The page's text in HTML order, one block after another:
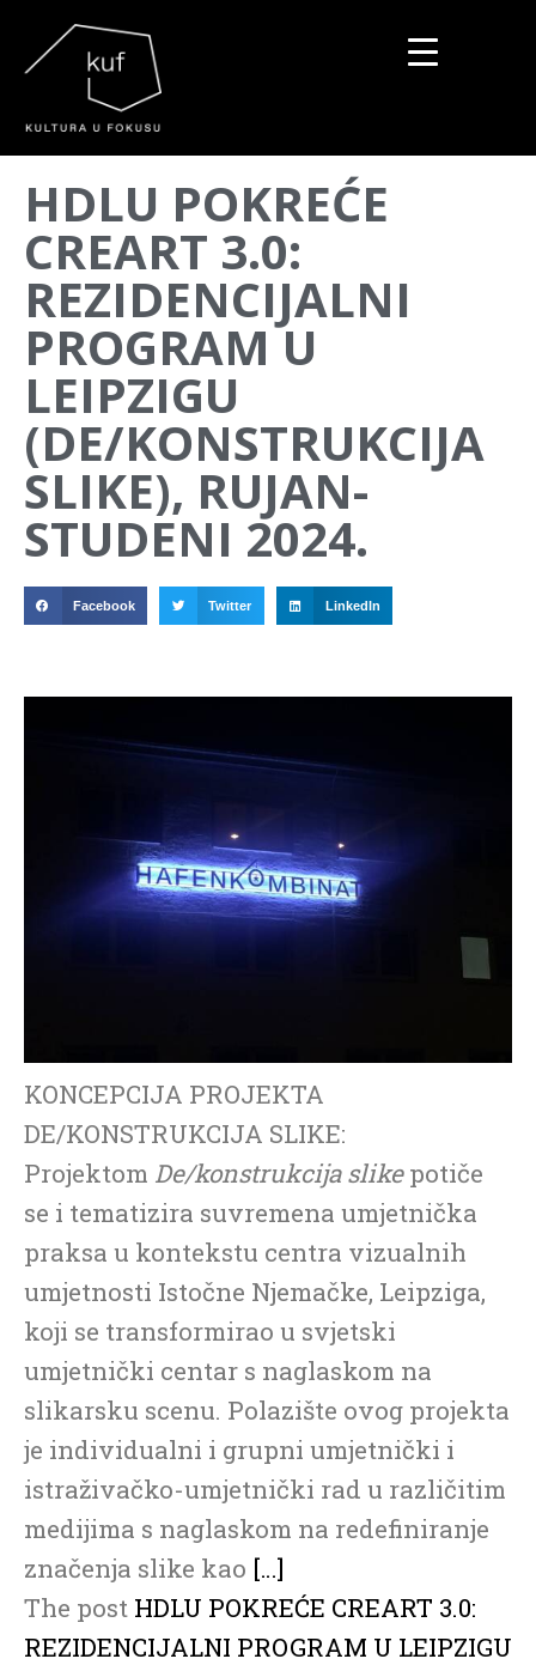
HDLU POKREĆE
CREART 3.0:
REZIDENCIJALNI
PROGRAM U
LEIPZIGU
(DE/KONSTRUKCIJA
SLIKE), RUJAN-
STUDENI 2024.
Facebook Twitter LinkedIn
KONCEPCIJA PROJEKTA
DE/KONSTRUKCIJA SLIKE:
Projektom De/konstrukcija slikepotiče
se i tematizira suvremena umjetnička
praksa u kontekstu centra vizualnih
umjetnosti Istočne Njemačke, Leipziga,
koji se transformirao u svjetski
umjetnički centar s naglaskom na
slikarsku scenu. Polazište ovog projekta
je individualni i grupni umjetnički i
istraživačko-umjetnički rad u različitim
medijima s naglaskom na redefiniranje
značenja slike kao […]
The post HDLU POKREĆE CREART 3.0:
REZIDENCIJALNI PROGRAM U LEIPZIGU
▼
▼